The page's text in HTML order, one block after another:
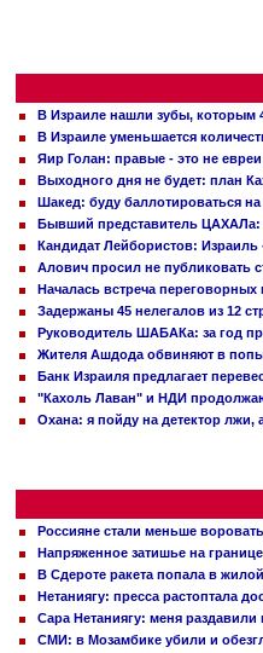
В Израиле нашли зубы, которым
В Израиле уменьшается
Яир Голан: правые - это не
Выходного дня не будет: план
Шакед: буду баллотироваться
Бывший представитель
Кандидат Лейбористов:
Алович просил не публиковать
Началась встреча
Задержаны 45 нелегалов из 12
Руководитель ШАБАКа: за год
Жителя Ашдода обвиняют в
Банк Израиля предлагает
"Кахоль Лаван" и НДИ
Охана: я пойду на детектор лжи,
Россияне стали меньше
Напряженное затишье на
В Сдероте ракета попала в
Нетаниягу: пресса растоптала
Сара Нетаниягу: меня раздавили
СМИ: в Мозамбике убили и